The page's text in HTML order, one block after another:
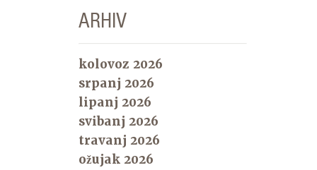
ARHIV
kolovoz 2026
srpanj 2026
lipanj 2026
svibanj 2026
travanj 2026
ožujak 2026